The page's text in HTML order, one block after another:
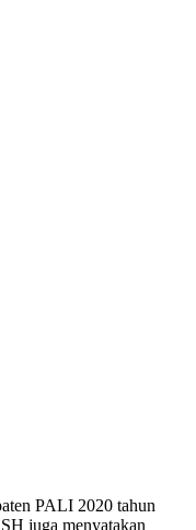
PALI 2020 tahun
juga menyatakan